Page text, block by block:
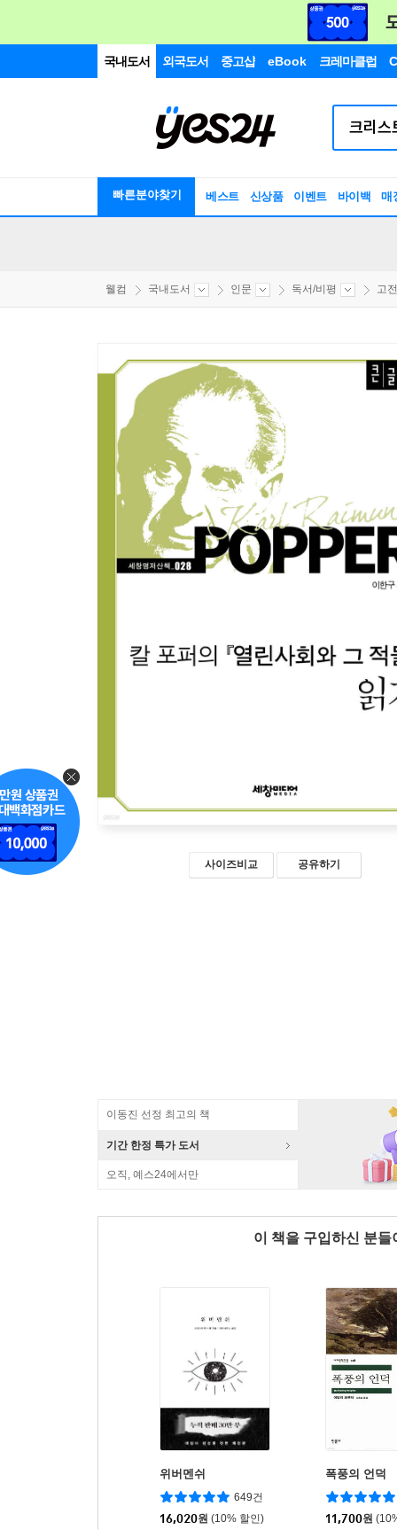
국내도서 외국도서 중고샵 eBook 크레마클럽
빠른분야찾기 베스트 신상품 이벤트 바이백 매
웰컴 국내도서 인문 독서/비평 고
사이즈비교 공유하기
이동진 선정 최고의 책
기간 한정 특가 도서
오직, 예스24에서만
이 책을 구입하신 분
위버멘쉬
649건
16,020원 (10% 할인)
폭풍의 언덕
11,700원